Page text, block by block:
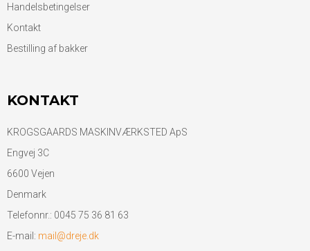
Handelsbetingelser
Kontakt
Bestilling af bakker
KONTAKT
KROGSGAARDS MASKINVÆRKSTED ApS
Engvej 3C
6600 Vejen
Denmark
Telefonnr.: 0045 75 36 81 63
E-mail : mail@dreje.dk